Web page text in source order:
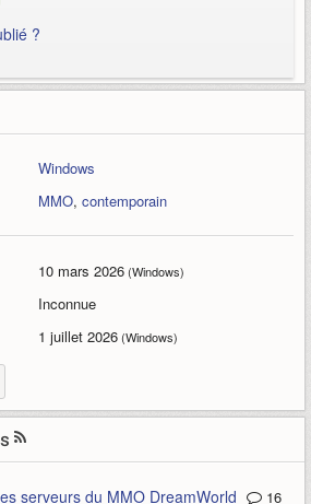
?
Windows
MMO, contemporain
10 mars 2026(Windows)
Inconnue
1 juillet 2026(Windows)
serveurs du MMO DreamWorld 16